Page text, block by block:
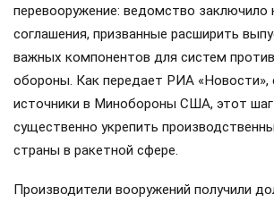
перевооружение: ведомство заключило
соглашения, призванные расширить
важных компонентов для систем
обороны. Как передает РИА «Новости»,
источники в Минобороны США, этот
существенно укрепить
страны в ракетной сфере.
Производители вооружений получили